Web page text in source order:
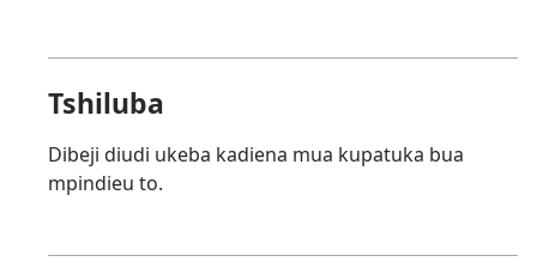
Tshiluba
Dibeji diudi ukeba kadiena mua kupatuka bua
mpindieu to.